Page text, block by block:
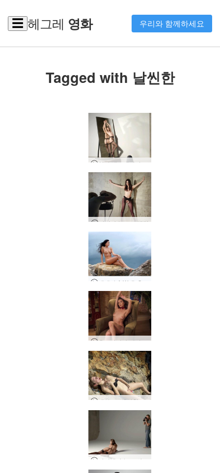
☰ 헤그레 영화 우리와 함께하세요
Tagged with 날씬한
안야 백스테이지 사진 패스
리디아 누드 모델링
우크라이나 리비우, 알리브티나의 일상
제이드 - 섹시한 디지털 유목민의 푸켓으로의 탈출